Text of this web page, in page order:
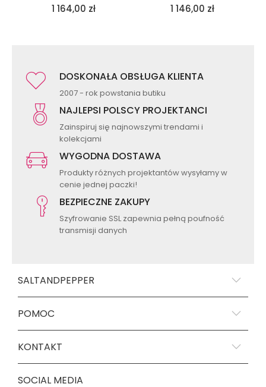
1 164,00 zł 1 146,00 zł
DOSKONAŁA OBSŁUGA KLIENTA
2007 - rok powstania butiku
NAJLEPSI POLSCY PROJEKTANCI
Zainspiruj się najnowszymi trendami i
kolekcjami
WYGODNA DOSTAWA
Produkty różnych projektantów wysyłamy w
cenie jednej paczki!
BEZPIECZNE ZAKUPY
Szyfrowanie SSL zapewnia pełną poufność
transmisji danych
SALTANDPEPPER
POMOC
KONTAKT
SOCIAL MEDIA